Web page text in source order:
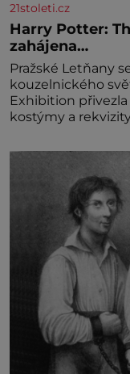
21stoleti.cz
Harry Potter:
zahájena…
Pražské Letňany
kouzelnického
Exhibition
kostýmy a